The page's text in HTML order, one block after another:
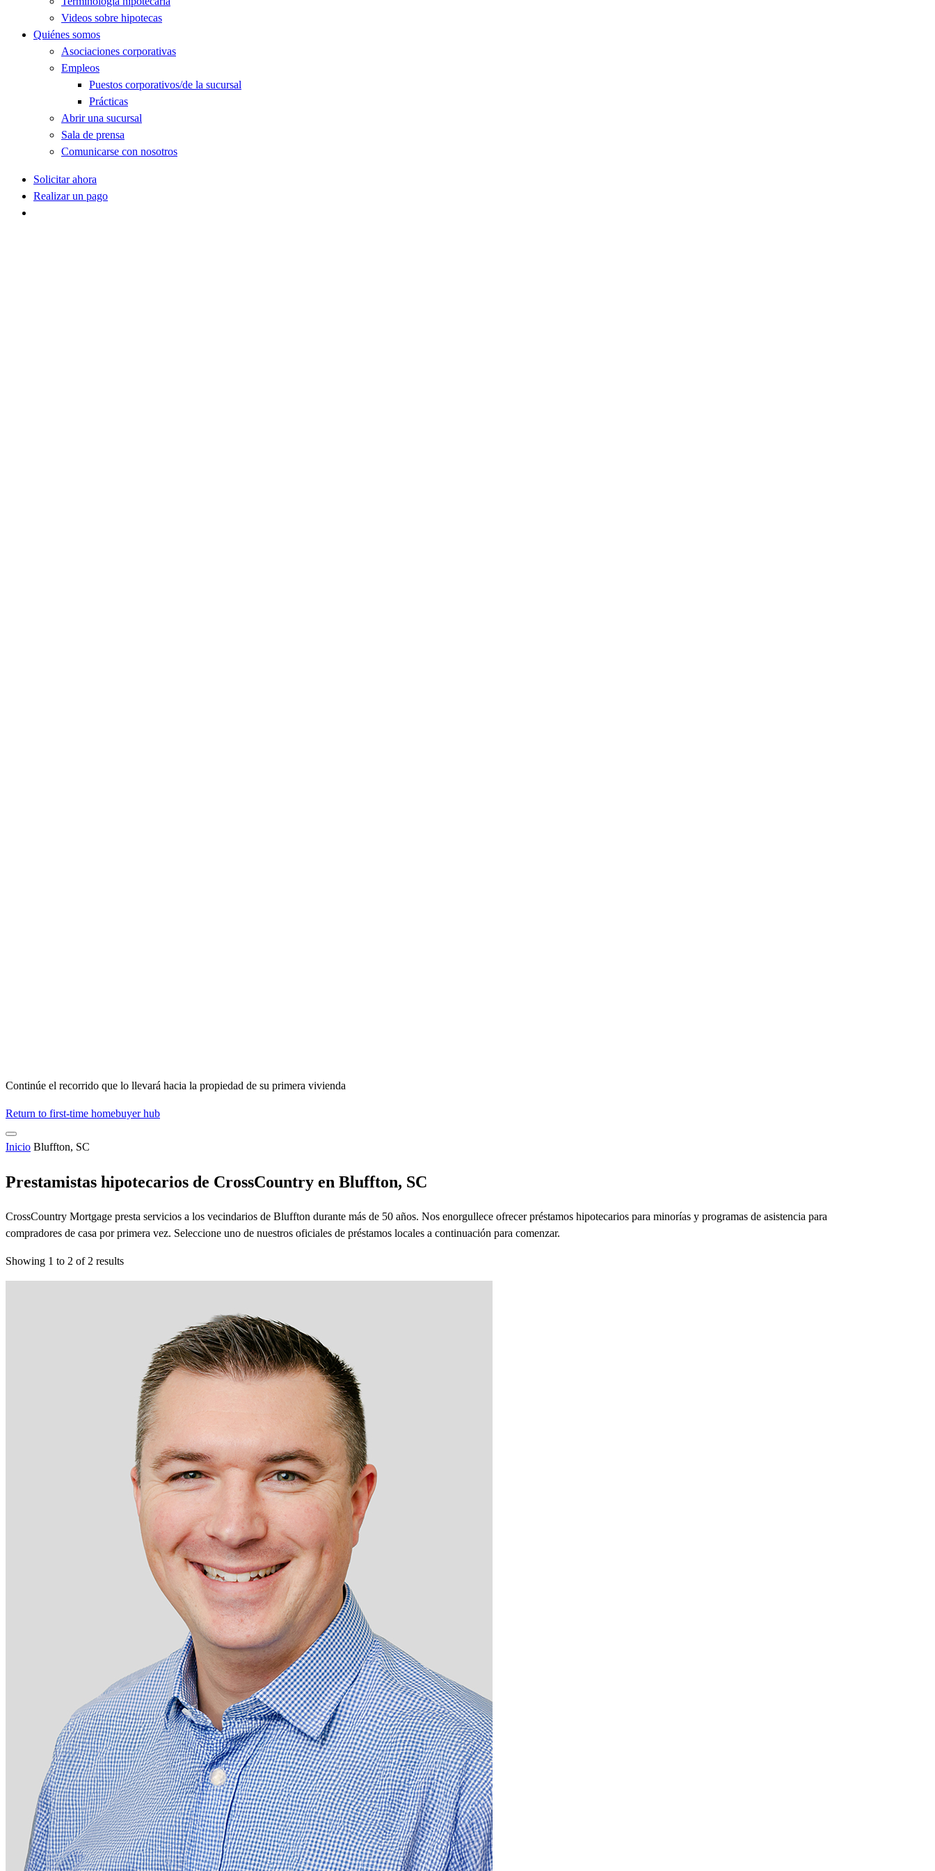
Videos sobre hipotecas
Quiénes somos
Asociaciones corporativas
Empleos
Puestos corporativos/de la sucursal
Prácticas
Abrir una sucursal
Sala de prensa
Comunicarse con nosotros
Solicitar ahora
Realizar un pago
Continúe el recorrido que lo llevará hacia la propiedad de su primera vivienda
Return to first-time homebuyer hub
Inicio Bluffton, SC
Prestamistas hipotecarios de CrossCountry en Bluffton, SC
CrossCountry Mortgage presta servicios a los vecindarios de Bluffton durante más de 50 años. Nos enorgullece ofrecer préstamos hipotecarios para minorías y programas de asistencia para
compradores de casa por primera vez. Seleccione uno de nuestros oficiales de préstamos locales a continuación para comenzar.
Showing 1 to 2 of 2 results